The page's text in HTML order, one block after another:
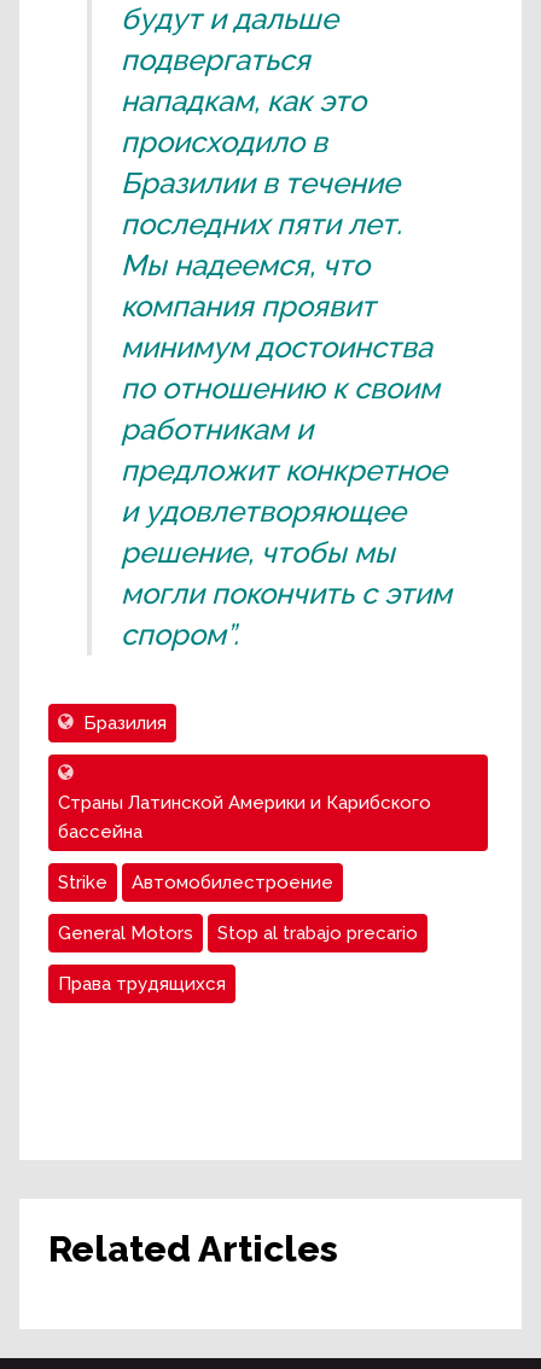
будут и дальше
подвергаться
нападкам, как это
происходило в
Бразилии в течение
последних пяти лет.
Мы надеемся, что
компания проявит
минимум достоинства
по отношению к своим
работникам и
предложит конкретное
и удовлетворяющее
решение, чтобы мы
могли покончить с этим
спором”.
Бразилия
Страны Латинской Америки и Карибского
бассейна
Strike Автомобилестроение
General Motors Stop al trabajo precario
Права трудящихся
Related Articles